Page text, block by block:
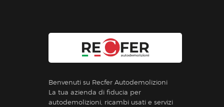
Benvenuti su Recfer Autodemolizioni
La tua azienda di fiducia per
autodemolizioni, ricambi usati e servizi